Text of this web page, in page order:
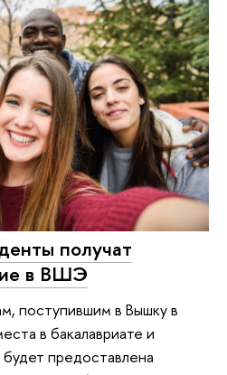
получат
в ВШЭ
поступившим в Вышку в
в бакалавриате и
предоставлена